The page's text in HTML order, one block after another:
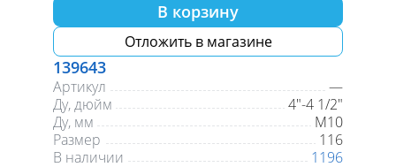
В корзину
Отложить в магазине
139643
Артикул
—
Ду, дюйм
4"-4 1/2"
Ду, мм
М10
Размер
116
В наличии
1196